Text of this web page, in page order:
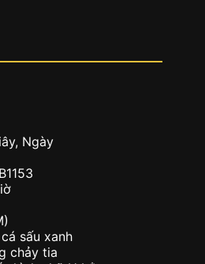
Ngày
sấu xanh
chảy tia